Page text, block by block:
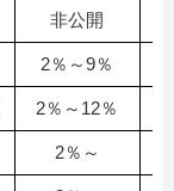
非公開
2％～9％
2％～12％
2％～